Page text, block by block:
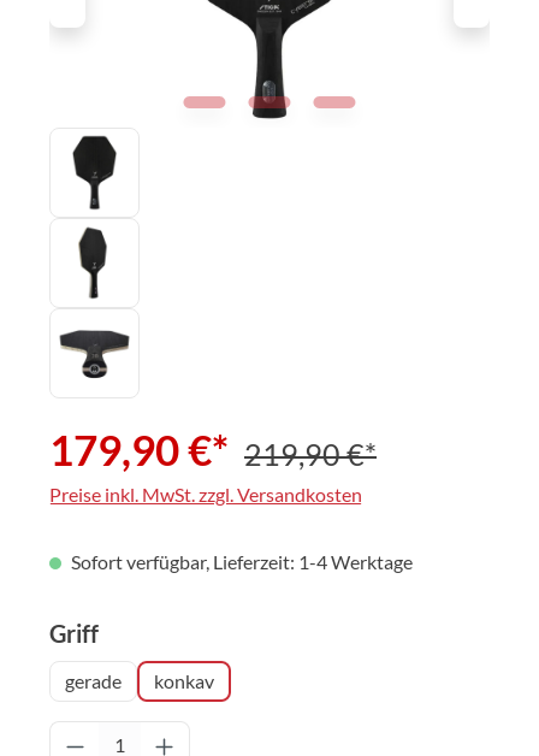
179,90 €* 219,90 €*
Preise inkl. MwSt. zzgl. Versandkosten
Sofort verfügbar, Lieferzeit: 1-4 Werktage
Griffauswählen
gerade konkav
Produkt Anzahl: Gib den gewünschten